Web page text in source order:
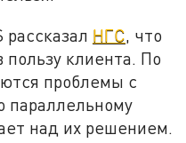
НГС, что
клиента. По
проблемы с
параллельному
над их решением.